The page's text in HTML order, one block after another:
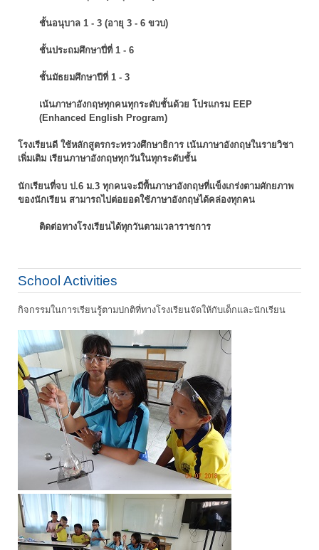
ชั้นอนุบาล 1 - 3 (อายุ 3 - 6 ขวบ)
ชั้นประถมศึกษาปี่ที่ 1 - 6
ชั้นมัธยมศึกษาปีที่ 1 - 3
เน้นภาษาอังกฤษทุกคนทุกระดับชั้นด้วย โปรแกรม EEP
(Enhanced English Program)
โรงเรียนดี ใช้หลักสูตรกระทรวงศึกษาธิการ เน้นภาษาอังกฤษในรายวิชา
เพิ่มเติม เรียนภาษาอังกฤษทุกวันในทุกระดับชั้น
นักเรียนที่จบ ป.6 ม.3 ทุกคนจะมีพื้นภาษาอังกฤษที่แข็งเกร่งตามศักยภาพ
ของนักเรียน สามารถไปต่อยอดใช้ภาษาอังกฤษได้คล่องทุกคน
ติดต่อทางโรงเรียนได้ทุกวันตามเวลาราชการ
School Activities
กิจกรรมในการเรียนรู้ตามปกติที่ทางโรงเรียนจัดให้กับเด็กและนักเรียน